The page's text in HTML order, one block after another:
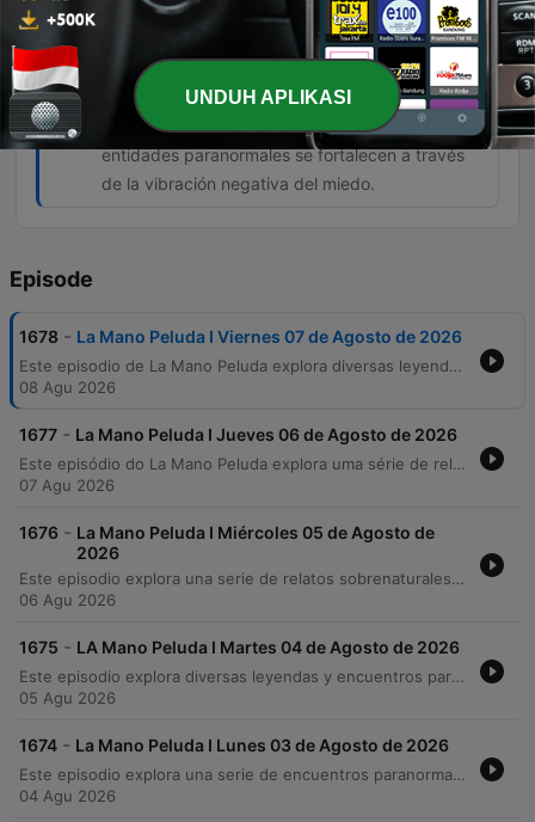
principalmente lo que buscan estos entes
es generar miedo, porque el miedo los
alimenta.
01:29:21 · Se plantea la idea de que las
entidades paranormales se fortalecen a través
de la vibración negativa del miedo.
Episode
1678 - La Mano Peluda I Viernes 07 de Agosto de 2026
Este episodio de La Mano Peluda explora diversas leyendas y testimonios paranormales, comenzando con la misteriosa 'casa de los perros' en Guadalajara y las apariciones en el Panteón de Mezquitán. A través de relatos de la audiencia, se analizan fenómenos que van desde avistamientos de OVNIs en Chiapas y humanoides alados en Sonora, hasta encuentros con entidades durante el sueño. El programa también profundiza en experiencias personales sobre la 'subida del muerto' y la parálisis del sueño, contrastando explicaciones científicas con interpretaciones energéticas. El episodio concluye con una reflexión sobre la diversidad de creencias religiosas en México y la importancia del libre albedrío.
08 Agu 2026
1677 - La Mano Peluda I Jueves 06 de Agosto de 2026
Este episódio do La Mano Peluda explora uma série de relatos sobrenaturais e mistérios históricos, abrangendo desde as múmias enigmáticas do Palácio de Medicina e as lendas da Inquisição na Cidade do México até encontros aterrorizantes com entidades. Os participantes compartilham experiências pessoais envolvendo visões de figuras demoníacas, aparições em edifías corporativos e relatos de caminhoneiros que avistaram criaturas híbridas. A narrativa percorre também o passado sombrio de prisões e locais de tortura, detalhando fenômenos paranormais como barcos fantasmas, silhuetas da morte e presenças assustadoras em turnos de segurança. O programa conecta eventos históricos de sofrimento humano a manifestações contemporâneas que desafiam a lógica.
07 Agu 2026
1676 - La Mano Peluda I Miércoles 05 de Agosto de
2026
Este episodio explora una serie de relatos sobrenaturales y misterios históricos. Desde encuentros con sombras y manifestaciones de difuntos detectadas mediante tecnología, hasta hallazgos de restos humanos en excavaciones y presencias inquietantes en zonas rurales y vehículos de carga. El programa también profundiza en la parapsicología con el maestro Eric Soham, abordando temas como la sensibilidad espiritual y la naturaleza de las proyecciones astrales. Finalmente, se analiza el fenómeno de devoción popular en torno al caso de Juan Soldado en Tijuana.
06 Agu 2026
1675 - LA Mano Peluda I Martes 04 de Agosto de 2026
Este episodio explora diversas leyendas y encuentros paranormales, centrándose en la mística Cueva del Diablo en Mazatlán y sus relatos de presencias misteriosas. A través de testimonios de oyentes, se recorren experiencias que van desde visiones y premoniciones de muerte hasta avistamientos de entidades oscuras y gigantescas en distintos puntos de México. El programa también presenta relatos sobre apariciones espectrales en panteones y casas, así como encuentros espirituales cargados de fe. La narrativa entrelaza la descripción de fenómenos físicos inexplicables con historias personales de sensibilidad psíquica y marcas físicas tras sueños premonitorios.
05 Agu 2026
1674 - La Mano Peluda I Lunes 03 de Agosto de 2026
Este episodio explora una serie de encuentros paranormales y relatos de lucha espiritual. Comienza con la experiencia de Conrado en San Pedro Atlapulco, donde presenció ruidos inexplicables, y profundiza en las leyendas del Hotel Posada y su complejo laberinto en la Posada del Sol. A través del testimonio de Cristi, se aborda una intensa batalla contra el ocultismo y rituales oscuros dentro de su propio hogar. El programa concluye con historias de supervivencia durante la migración, encuentros con espíritus de sacerdotes y misteriosas entidades en Jalisco.
04 Agu 2026
UNDUH APLIKASI